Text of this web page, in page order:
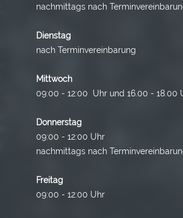
nachmittags nach
Dienstag
nach Terminvereinbarung
Mittwoch
09:00 - 12:00 Uhr und 16.00 - 18.00
Donnerstag
09:00 - 12:00 Uhr
nachmittags nach
Freitag
09:00 - 12:00 Uhr